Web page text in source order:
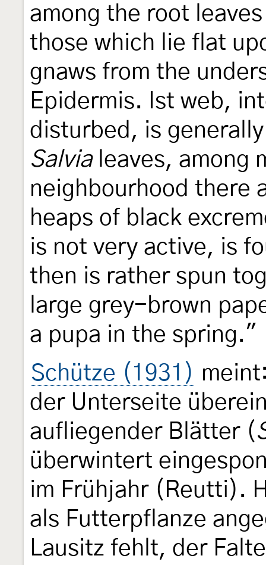
among the root
those which lie flat
gnaws from the
Epidermis. Ist web,
disturbed, is
Salvialeaves, among
neighbourhood there
heaps of black
is not very active, is
then is rather spun
large grey-brown
a pupa in the spring."
Schütze (1931)
der Unterseite
aufliegender Blätter (
überwintert
im Frühjahr (Reutti).
als Futterpflanze
Lausitz fehlt, der